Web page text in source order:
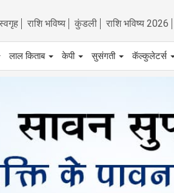
राशि भविष्य कुंडली राशि भविष्य 2026
लाल किताब केपी सुसंगती कॅल्कुलेटर्स